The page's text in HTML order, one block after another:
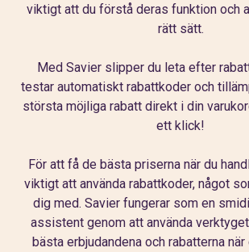
viktigt att du förstå deras funktion och
rätt sätt.
Med Savier slipper du leta efter
testar automatiskt rabattkoder och
största möjliga rabatt direkt i din
ett klick!
För att få de bästa priserna när du
viktigt att använda rabattkoder, något
dig med. Savier fungerar som en
assistent genom att använda
bästa erbjudandena och rabatterna när